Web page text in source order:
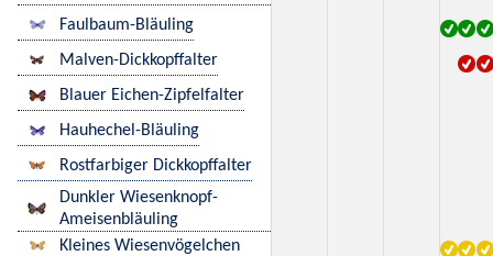
Faulbaum-Bläuling
Malven-Dickkopffalter
Blauer Eichen-Zipfelfalter
Hauhechel-Bläuling
Rostfarbiger Dickkopffalter
Dunkler Wiesenknopf-
Ameisenbläuling
Kleines Wiesenvögelchen